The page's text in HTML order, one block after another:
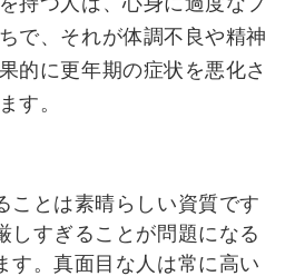
で、それが体調不良や精神
的に更年期の症状を悪化さ
す。
ことは素晴らしい資質です
しすぎることが問題になる
す。真面目な人は常に高い